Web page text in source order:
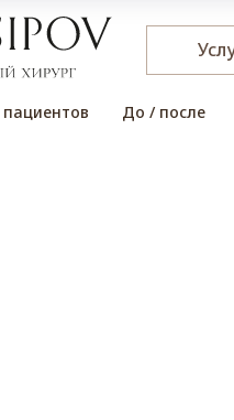
До / после